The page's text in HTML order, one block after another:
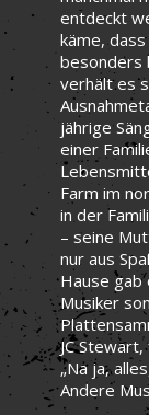
entdeckt
käme,
besonders
verhält es
jährige
einer
Farm im
in der
– seine
nur aus
Hause gab
Musiker
JC
„Na ja,
Andere